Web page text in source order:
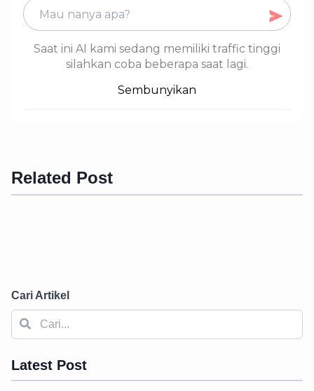
Saat ini AI kami sedang memiliki traffic tinggi
silahkan coba beberapa saat lagi.
Sembunyikan
Related Post
Cari Artikel
Latest Post